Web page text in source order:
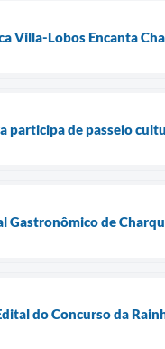
Villa-Lobos Encanta
participa de passeio
Gastronômico de
do Concurso da